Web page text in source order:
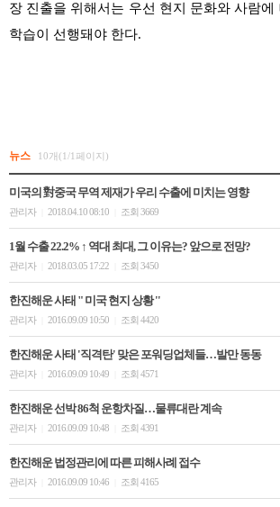
장 진 출을 위해서는 우선 현지 문화와 사람에
학습이 선행돼야 한다.
뉴스 10개(1/1페이지)
미국의 對중국 무역 제재가 우리 수출에 미치는 영향
관리자 2018.04.10 08:10 조회 3669
1월 수출 22.2% ↑ 역대 최대, 그 이유는? 앞으로 전망?
관리자 2018.03.05 17:22 조회 3450
한진해운 사태 " 미국 현지 상황 ''
관리자 2016.09.09 10:50 조회 4420
한진해운 사태 '직격탄' 맞은 포워딩업체들…발만 동동
관리자 2016.09.09 10:49 조회 4571
한진해운 선박 86척 운항차질…물류대란 계속
관리자 2016.09.09 10:48 조회 4391
한진해운 법정관리에 따른 피해사례 접수
관리자 2016.09.09 10:46 조회 4165